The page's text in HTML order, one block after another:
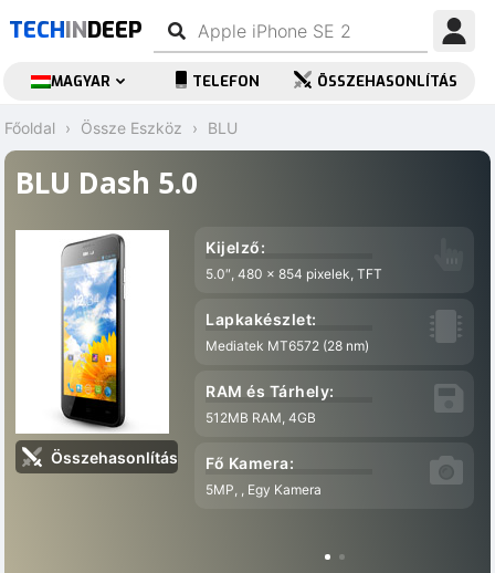
TECHINDEEP
MAGYAR TELEFON ÖSSZEHASONLÍTÁS
Főoldal Össze Eszköz BLU
BLU Dash 5.0
Összehasonlítás
Kijelző:
5.0″, 480 x 854 pixelek, TFT
Lapkakészlet:
Mediatek MT6572 (28 nm)
RAM és Tárhely:
512MB RAM, 4GB
Fő Kamera:
5MP, , Egy Kamera